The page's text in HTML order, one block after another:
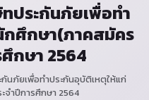
ประกันภัยเพื่อทำ
กศึกษา(ภาคสมัคร
ศึกษา 2564
นภัยเพื่อทำประกันอุบัติเหตุให้แก่
จำปีการศึกษา 2564